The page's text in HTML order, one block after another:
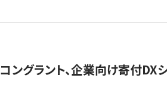
コングラント、企業向け寄付DX